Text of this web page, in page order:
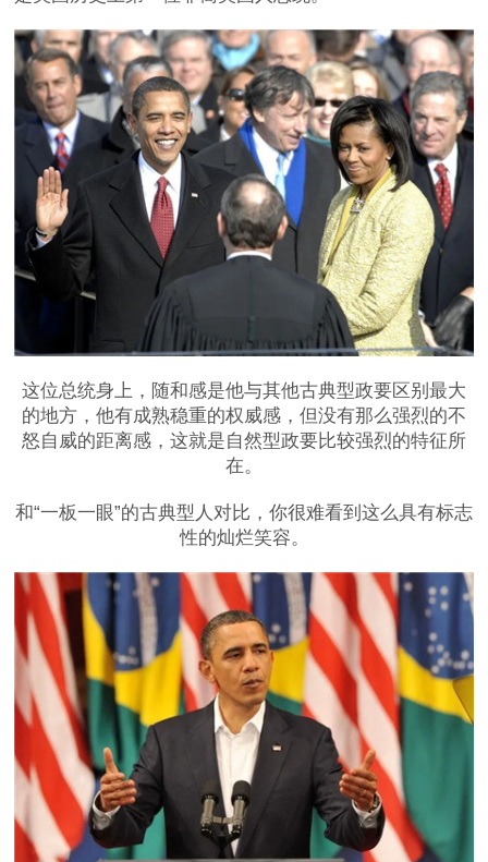
这位总统身上，随和感是他与其他古典型政要区别最大
的地方，他有成熟稳重的权威感，但没有那么强烈的不
怒自威的距离感，这就是自然型政要比较强烈的特征所
在。
和“一板一眼”的古典型人对比，你很难看到这么具有标志
性的灿烂笑容。